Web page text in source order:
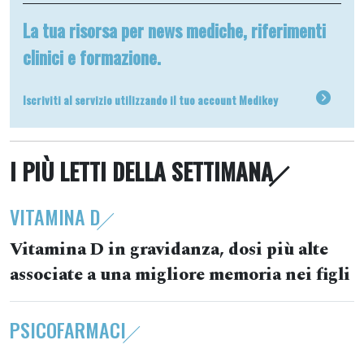
La tua risorsa per news mediche, riferimenti
clinici e formazione.
Iscriviti al servizio utilizzando il tuo account Medikey
I PIÙ LETTI DELLA SETTIMANA
VITAMINA D
Vitamina D in gravidanza, dosi più alte
associate a una migliore memoria nei figli
PSICOFARMACI